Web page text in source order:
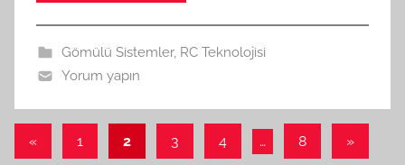
Gömülü Sistemler, RC Teknolojisi
Yorum yapın
Yazı
«Önceki
1 2 3 4 … 8
Sonraki
»